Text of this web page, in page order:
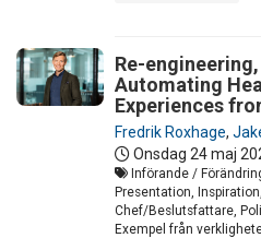
Re-
Automating
Experiences
Fredrik Roxhage,
Onsdag 24 maj
Införande /
Presentation,
Chef/Beslutsfattare,
Exempel från